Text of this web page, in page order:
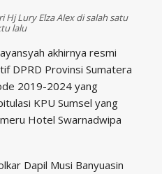
Hj Lury Elza Alex di salah satu
lalu
akhirnya resmi
DPRD Provinsi Sumatera
2019-2024 yang
KPU Sumsel yang
Hotel Swarnadwipa
Dapil Musi Banyuasin